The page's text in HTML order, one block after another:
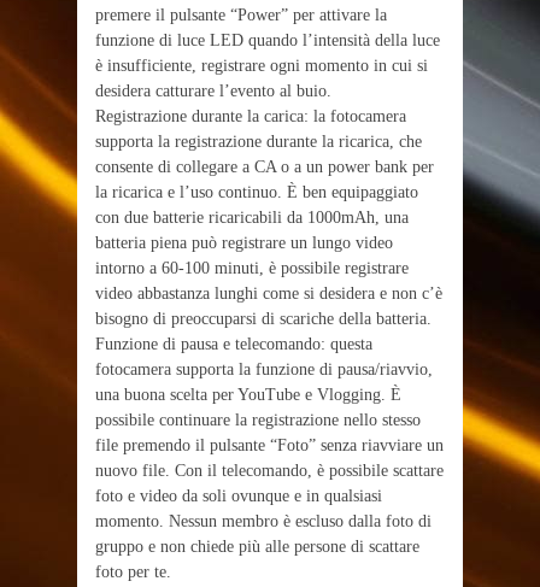
premere il pulsante “Power” per attivare la
funzione di luce LED quando l’intensità della luce
è insufficiente, registrare ogni momento in cui si
desidera catturare l’evento al buio.
Registrazione durante la carica: la fotocamera
supporta la registrazione durante la ricarica, che
consente di collegare a CA o a un power bank per
la ricarica e l’uso continuo. È ben equipaggiato
con due batterie ricaricabili da 1000mAh, una
batteria piena può registrare un lungo video
intorno a 60-100 minuti, è possibile registrare
video abbastanza lunghi come si desidera e non c’è
bisogno di preoccuparsi di scariche della batteria.
Funzione di pausa e telecomando: questa
fotocamera supporta la funzione di pausa/riavvio,
una buona scelta per YouTube e Vlogging. È
possibile continuare la registrazione nello stesso
file premendo il pulsante “Foto” senza riavviare un
nuovo file. Con il telecomando, è possibile scattare
foto e video da soli ovunque e in qualsiasi
momento. Nessun membro è escluso dalla foto di
gruppo e non chiede più alle persone di scattare
foto per te.